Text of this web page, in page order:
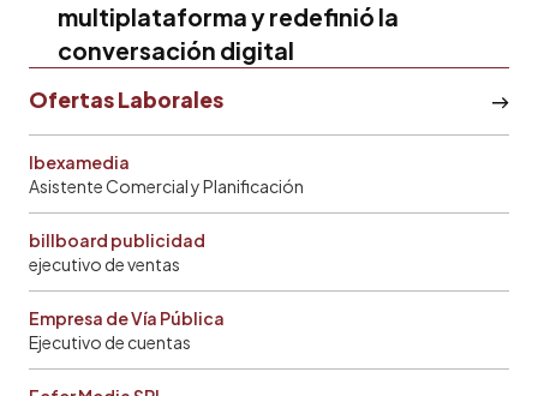
multiplataforma y redefinió la
conversación digital
Ofertas Laborales
Ibexamedia
Asistente Comercial y Planificación
billboard publicidad
ejecutivo de ventas
Empresa de Vía Pública
Ejecutivo de cuentas